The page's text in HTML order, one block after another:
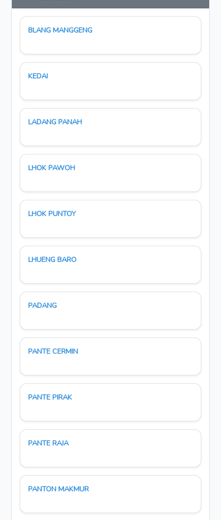
BLANG MANGGENG
KEDAI
LADANG PANAH
LHOK PAWOH
LHOK PUNTOY
LHUENG BARO
PADANG
PANTE CERMIN
PANTE PIRAK
PANTE RAJA
PANTON MAKMUR